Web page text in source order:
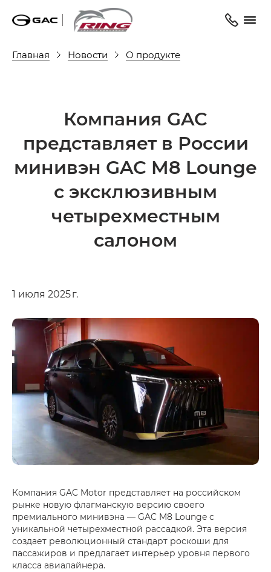
Главная Новости О продукте
Компания GAC
представляет в России
минивэн GAC M8 Lounge
с эксклюзивным
четырехместным
салоном
1 июля 2025 г.
Компания GAC Motor представляет на российском
рынке новую флагманскую версию своего
премиального минивэна — GAC M8 Lounge с
уникальной четырехместной рассадкой. Эта версия
создает революционный стандарт роскоши для
пассажиров и предлагает интерьер уровня первого
класса авиалайнера.